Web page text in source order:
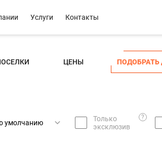
Услуги Контакты
ЦЕНЫ ПОДОБРАТЬ
Только
эксклюзив
?